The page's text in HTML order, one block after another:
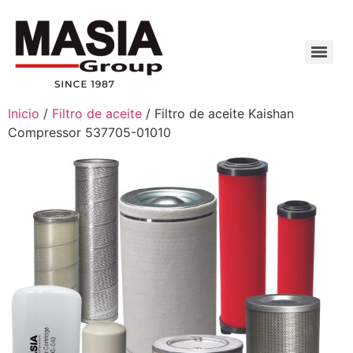
Inicio / Filtro de aceite / Filtro de aceite Kaishan
Compressor 537705-01010